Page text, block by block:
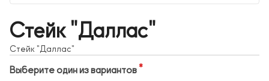
Стейк "Даллас"
Стейк "Даллас"
Выберите один из вариантов